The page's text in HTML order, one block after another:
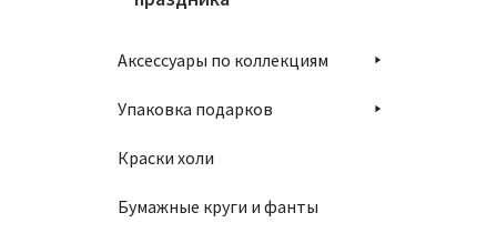
Аксессуары по коллекциям
Упаковка подарков
Краски холи
Бумажные круги и фанты